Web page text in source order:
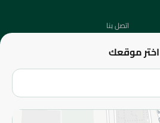
اختر موقعك
اتصل بنا
الفروع
سياسة الاستخدام